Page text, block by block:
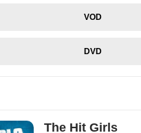
VOD
DVD
The Hit Girls